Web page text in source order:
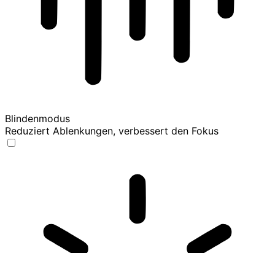
Blindenmodus
Reduziert Ablenkungen, verbessert den Fokus